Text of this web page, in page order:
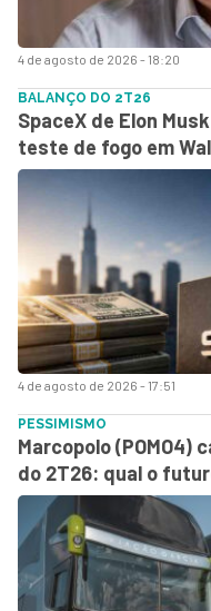
4 de agosto de 2026 - 18:20
4 de agosto de 2026 - 17:51
BALANÇO DO 2T26
SpaceX de Elon
teste de fogo em
PESSIMISMO
Marcopolo (POMO4)
do 2T26: qual o